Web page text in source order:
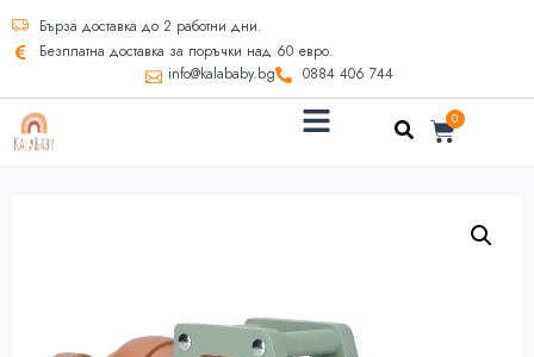
Бърза доставка до 2 работни дни.
Безплатна доставка за поръчки над 60 евро.
info@kalababy.bg
0884 406 744
0